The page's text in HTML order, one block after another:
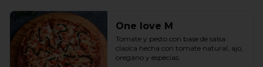
One love M
Tomate y pesto con base de salsa
clasica hecha con tomate natural, ajo,
oregano y especias.